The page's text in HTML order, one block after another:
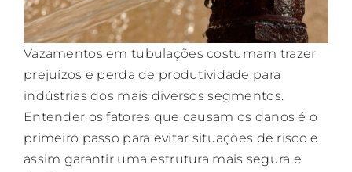
Vazamentos em tubulações costumam trazer
prejuízos e perda de produtividade para
indústrias dos mais diversos segmentos.
Entender os fatores que causam os danos é o
primeiro passo para evitar situações de risco e
assim garantir uma estrutura mais segura e